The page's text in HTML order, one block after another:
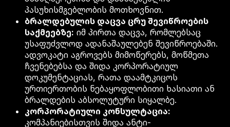
პასუხისმგებლობის მოთხოვნით.
ბრალდებულის დაცვა ცრუ შევიწროების
საქმეებზე: იმ პირთა დაცვა, რომლებსაც
უსაფუძვლოდ ადანაშაულებენ შევიწროებაში.
ადვოკატი აგროვებს მიმოწერებს, მოწმეთა
ჩვენებებსა და შიდა კორპორატიულ
დოკუმენტაციას, რათა დაამტკიცოს
ურთიერთობის ნებაყოფლობითი ხასიათი ან
ბრალდების აბსოლუტური სიყალბე.
კორპორატიული კონსულტაცია:
კომპანიებისთვის შიდა ანტი-